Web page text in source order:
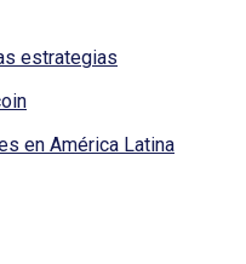
estrategias
en América Latina